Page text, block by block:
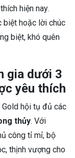
hiện nay.
biệt hoặc lời chúc
biệt, khó quên
gia dưới 3
yêu thích
hội tụ đủ các
thủy. Với
công tỉ mỉ, bộ
thịnh vượng cho